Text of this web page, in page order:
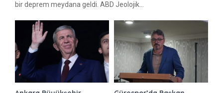
bir deprem meydana geldi. ABD Jeolojik...